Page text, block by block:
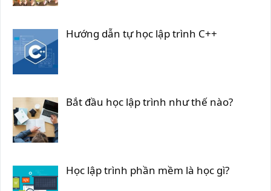
Hướng dẫn tự học lập trình C++
Bắt đầu học lập trình như thế nào?
Học lập trình phần mềm là học gì?